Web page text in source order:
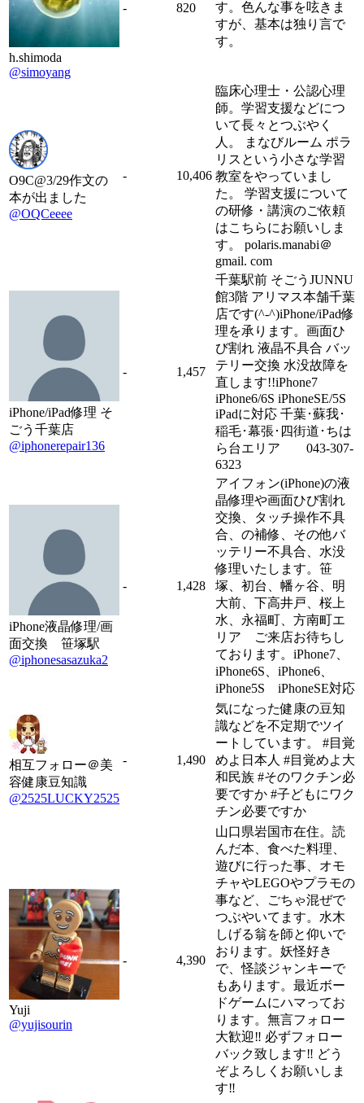
h.shimoda
@simoyang
- 820
す。色んな事を呟きま
すが、基本は独り言で
す。
O9C@3/29作文の
本が出ました
@OQCeeee
- 10,406
臨床心理士・公認心理
師。学習支援などにつ
いて長々とつぶやく
人。 まなびルーム ポラ
リスという小さな学習
教室をやっていまし
た。 学習支援について
の研修・講演のご依頼
はこちらにお願いしま
す。 polaris.manabi＠
gmail. com
iPhone/iPad修理 そ
ごう千葉店
@iphonerepair136
- 1,457
千葉駅前 そごうJUNNU
館3階 アリマス本舗千葉
店です(^-^)iPhone/iPad修
理を承ります。画面ひ
び割れ 液晶不具合 バッ
テリー交換 水没故障を
直します!!iPhone7
iPhone6/6S iPhoneSE/5S
iPadに対応 千葉･蘇我･
稲毛･幕張･四街道･ちは
ら台エリア 043-307-
6323
iPhone液晶修理/画
面交換 笹塚駅
@iphonesasazuka2
- 1,428
アイフォン(iPhone)の液
晶修理や画面ひび割れ
交換、タッチ操作不具
合、の補修、その他バ
ッテリー不具合、水没
修理いたします。笹
塚、初台、幡ヶ谷、明
大前、下高井戸、桜上
水、永福町、方南町エ
リア ご来店お待ちし
ております。iPhone7、
iPhone6S、iPhone6、
iPhone5S iPhoneSE対応
相互フォロー＠美
容健康豆知識
@2525LUCKY2525
- 1,490
気になった健康の豆知
識などを不定期でツイ
ートしています。 #目覚
めよ日本人 #目覚めよ大
和民族 #そのワクチン必
要ですか #子どもにワク
チン必要ですか
Yuji
@yujisourin
- 4,390
山口県岩国市在住。読
んだ本、食べた料理、
遊びに行った事、オモ
チャやLEGOやプラモの
事など、ごちゃ混ぜで
つぶやいてます。水木
しげる翁を師と仰いで
おります。妖怪好き
で、怪談ジャンキーで
もあります。最近ボー
ドゲームにハマってお
ります。無言フォロー
大歓迎‼︎ 必ずフォロー
バック致します‼︎ どう
ぞよろしくお願いしま
す‼︎